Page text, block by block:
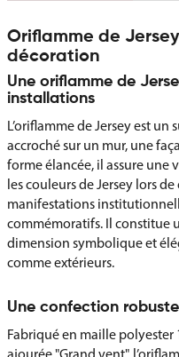
Oriflamme de
décoration
Une oriflamme de
installations
L’oriflamme de Jersey est
accroché sur un mur, une
forme élancée, il assure
les couleurs de Jersey lors
manifestations
commémoratifs. Il constitue
dimension symbolique et
comme extérieurs.
Une confection
Fabriqué en maille polyester